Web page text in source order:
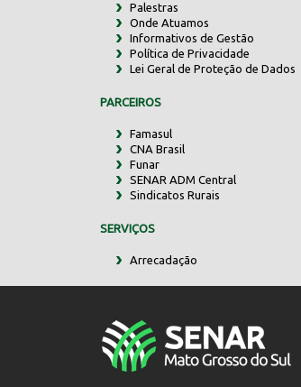
Palestras
Onde Atuamos
Informativos de Gestão
Política de Privacidade
Lei Geral de Proteção de Dados
PARCEIROS
Famasul
CNA Brasil
Funar
SENAR ADM Central
Sindicatos Rurais
SERVIÇOS
Arrecadação